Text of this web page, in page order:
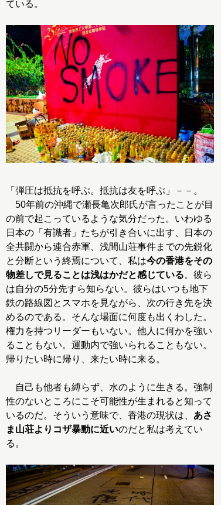
ている。
「弾圧は抵抗を呼ぶ。抵抗は友を呼ぶ」－－。
50年前の沖縄で瀬長亀次郎氏が言ったことが目
の前で起こっているような気分だった。いわゆる
日本の「有識者」たちが引き合いに出す、日本の
全共闘から連合赤軍、浅間山荘事件までの先鋭化
と分断という終焉について、私は今の香港をその
物差しで見ることは浅はかだと感じている。彼ら
は自分の5分先すら知らない。彼らはいつも地下
鉄の路線図とスマホを見ながら、次の行き先を決
めるのである。そんな場面に何度も出くわした。
権力を持つリーダーもいない。他人に何かを強い
ることもない。運動内で強いられることもない。
帰りたい時に帰り、来たい時に来る。
自己も他者も縛らず、水のように生きる。強制
性のないところにこそ可能性が生まれると知って
いるのだ。そういう意味で、香港の現状は、 あさ
ま山荘よりコザ暴動に近いのだと私は考えてい
る。